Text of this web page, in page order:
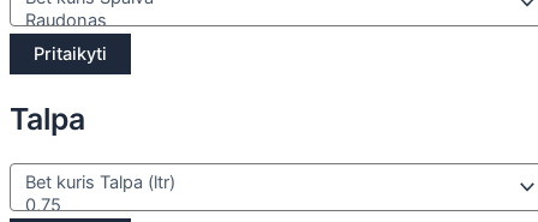
Pritaikyti
Talpa